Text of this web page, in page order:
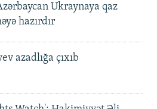
Ukraynaya qaz
hazırdır
azadlığa çıxıb